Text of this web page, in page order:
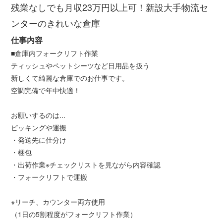
残業なしでも月収23万円以上可！新設大手物流セ
ンターのきれいな倉庫
仕事内容
■倉庫内フォークリフト作業
ティッシュやペットシーツなど日用品を扱う
新しくて綺麗な倉庫でのお仕事です。
空調完備で年中快適！
お願いするのは...
ピッキングや運搬
・発送先に仕分け
・梱包
・出荷作業※チェックリストを見ながら内容確認
・フォークリフトで運搬
※リーチ、カウンター両方使用
（1日の5割程度がフォークリフト作業）